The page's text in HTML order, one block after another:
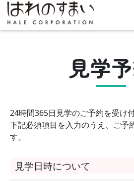
見学
24時間365日見学のご予約を受け
下記必須項目を入力のうえ、ご予
す。
見学日時について